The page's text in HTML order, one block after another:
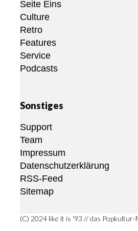
Seite Eins
Culture
Retro
Features
Service
Podcasts
Sonstiges
Support
Team
Impressum
Datenschutzerklärung
RSS-Feed
Sitemap
(C) 2024 like it is '93 // das Popkultur-